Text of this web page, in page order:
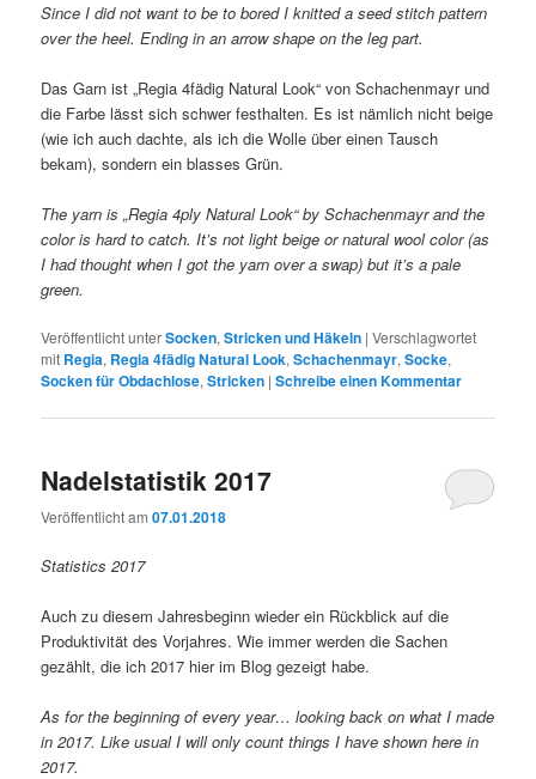
Since I did not want to be to bored I knitted a seed stitch pattern
over the heel. Ending in an arrow shape on the leg part.
Das Garn ist „Regia 4fädig Natural Look“ von Schachenmayr und
die Farbe lässt sich schwer festhalten. Es ist nämlich nicht beige
(wie ich auch dachte, als ich die Wolle über einen Tausch
bekam), sondern ein blasses Grün.
The yarn is „Regia 4ply Natural Look“ by Schachenmayr and the
color is hard to catch. It’s not light beige or natural wool color (as
I had thought when I got the yarn over a swap) but it’s a pale
green.
Veröffentlicht unterSocken,Stricken und Häkeln |Verschlagwortet
mit Regia, Regia 4fädig Natural Look,Schachenmayr,Socke,
Socken für Obdachlose,Stricken |Schreibe einen Kommentar
Nadelstatistik 2017
Veröffentlicht am07.01.2018
Statistics 2017
Auch zu diesem Jahresbeginn wieder ein Rückblick auf die
Produktivität des Vorjahres. Wie immer werden die Sachen
gezählt, die ich 2017 hier im Blog gezeigt habe.
As for the beginning of every year… looking back on what I made
in 2017. Like usual I will only count things I have shown here in
2017.